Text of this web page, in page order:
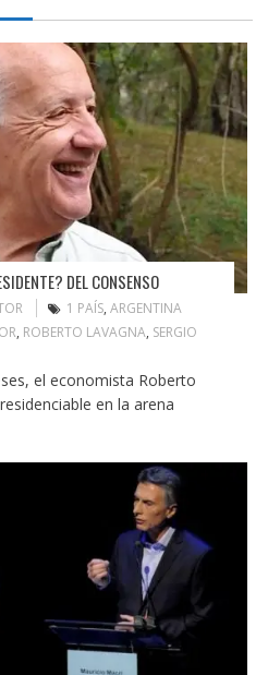
DEL CONSENSO
1 PAÍS, ARGENTINA
, ROBERTO LAVAGNA, SERGIO
el economista Roberto
en la arena